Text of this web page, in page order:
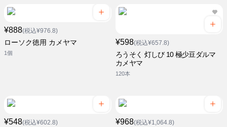
¥888(税込¥976.8)
ローソク徳用 カメヤマ
1個
¥598(税込¥657.8)
ろうそく 灯しび 10 極少豆ダルマ
カメヤマ
120本
¥548(税込¥602.8) ¥968(税込¥1,064.8)